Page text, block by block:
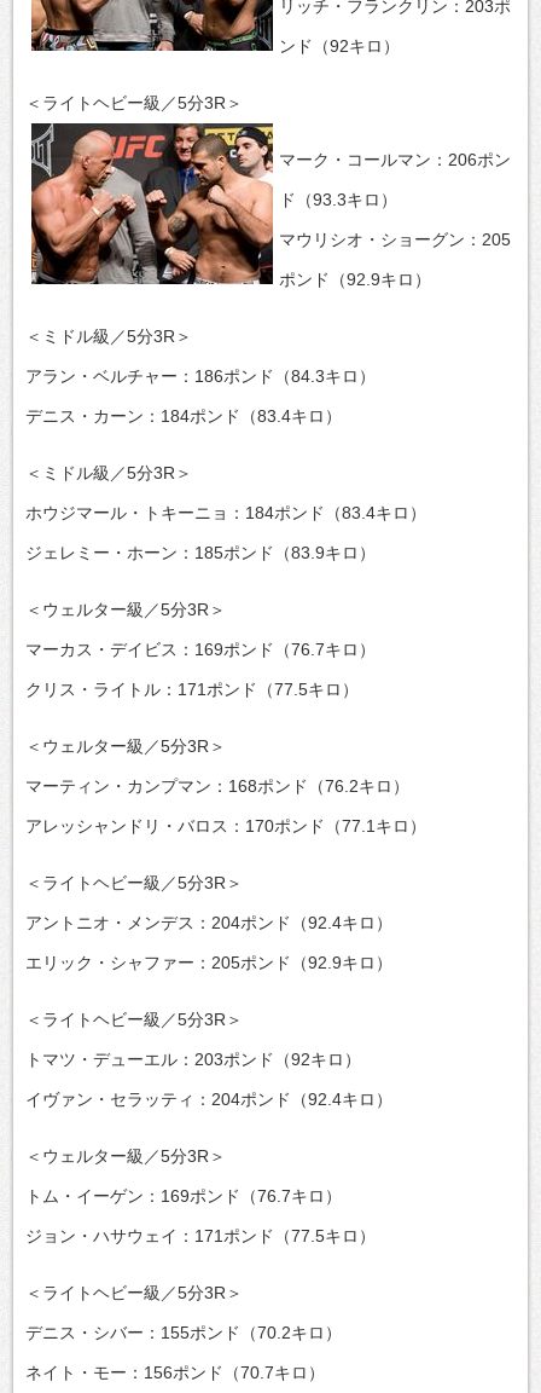
リッチ・フランクリン：203ポ
ンド（92キロ）
＜ライトヘビー級／5分3R＞
マーク・コールマン：206ポン
ド（93.3キロ）
マウリシオ・ショーグン：205
ポンド（92.9キロ）
＜ミドル級／5分3R＞
アラン・ベルチャー：186ポンド（84.3キロ）
デニス・カーン：184ポンド（83.4キロ）
＜ミドル級／5分3R＞
ホウジマール・トキーニョ：184ポンド（83.4キロ）
ジェレミー・ホーン：185ポンド（83.9キロ）
＜ウェルター級／5分3R＞
マーカス・デイビス：169ポンド（76.7キロ）
クリス・ライトル：171ポンド（77.5キロ）
＜ウェルター級／5分3R＞
マーティン・カンプマン：168ポンド（76.2キロ）
アレッシャンドリ・バロス：170ポンド（77.1キロ）
＜ライトヘビー級／5分3R＞
アントニオ・メンデス：204ポンド（92.4キロ）
エリック・シャファー：205ポンド（92.9キロ）
＜ライトヘビー級／5分3R＞
トマツ・デューエル：203ポンド（92キロ）
イヴァン・セラッティ：204ポンド（92.4キロ）
＜ウェルター級／5分3R＞
トム・イーゲン：169ポンド（76.7キロ）
ジョン・ハサウェイ：171ポンド（77.5キロ）
＜ライトヘビー級／5分3R＞
デニス・シバー：155ポンド（70.2キロ）
ネイト・モー：156ポンド（70.7キロ）